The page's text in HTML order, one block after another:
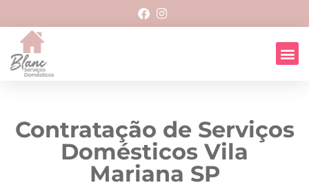
Contratação de Serviços
Domésticos Vila
Mariana SP